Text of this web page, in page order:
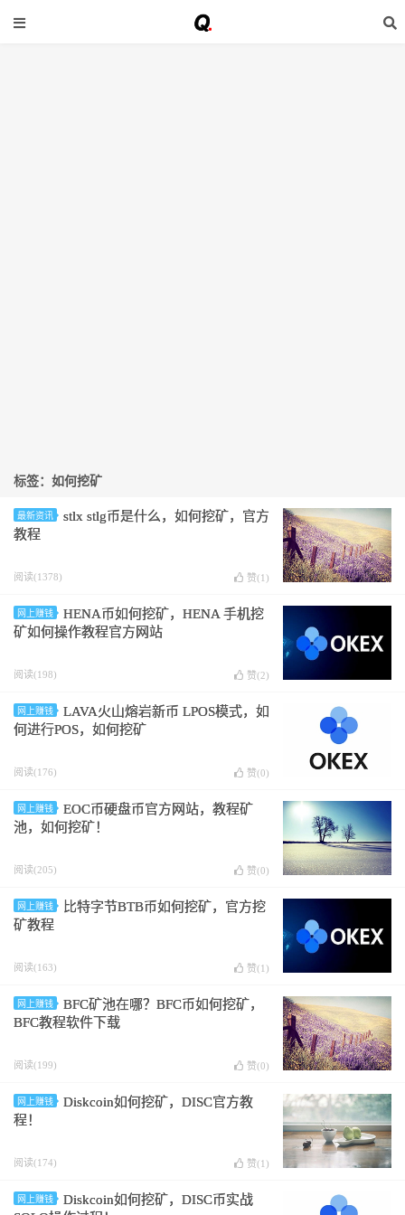
标签：如何挖矿
最新资讯
stlx stlg币是什么，如何挖矿，官方
教程
阅读(1378) 赞(1 )
网上赚钱
HENA币如何挖矿，HENA 手机挖
矿如何操作教程官方网站
阅读(198) 赞(2)
网上赚钱
LAVA火山熔岩新币 LPOS模式，如
何进行POS，如何挖矿
阅读(176) 赞(0)
网上赚钱
EOC币硬盘币官方网站，教程矿
池，如何挖矿！
阅读(205) 赞(0)
网上赚钱
比特字节BTB币如何挖矿，官方挖
矿教程
阅读(163) 赞(1 )
网上赚钱
BFC矿池在哪？BFC币如何挖矿，
BFC教程软件下载
阅读(199) 赞(0)
网上赚钱
Diskcoin如何挖矿，DISC官方教
程！
阅读(174) 赞(1 )
网上赚钱
Diskcoin如何挖矿，DISC币实战